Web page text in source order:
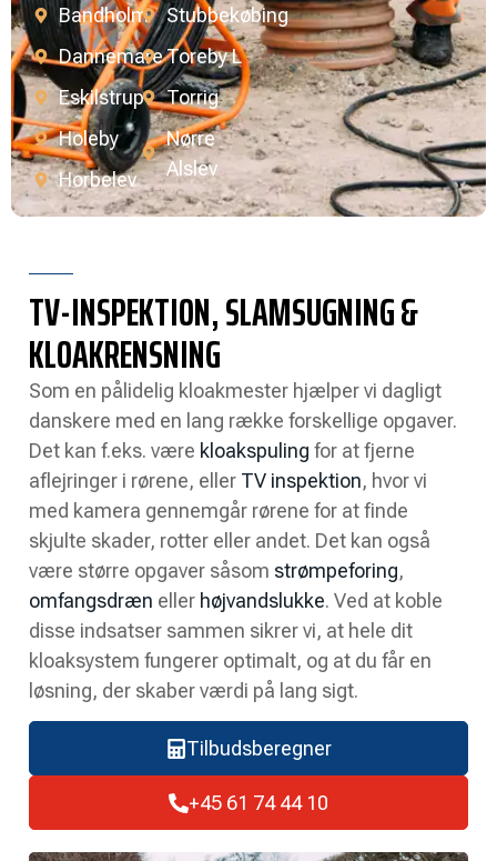
Bandholm
Dannemare
Eskilstrup
Holeby
Horbelev
Stubbekøbing
Toreby L
Torrig
Nørre
Alslev
TV-INSPEKTION, SLAMSUGNING &
KLOAKRENSNING
Som en pålidelig kloakmester hjælper vi dagligt
danskere med en lang række forskellige opgaver.
Det kan f.eks. være kloakspuling for at fjerne
aflejringer i rørene, eller TV inspektion, hvor vi
med kamera gennemgår rørene for at finde
skjulte skader, rotter eller andet. Det kan også
være større opgaver såsom strømpeforing,
omfangsdræn eller højvandslukke. Ved at koble
disse indsatser sammen sikrer vi, at hele dit
kloaksystem fungerer optimalt, og at du får en
løsning, der skaber værdi på lang sigt.
Tilbudsberegner
+45 61 74 44 10